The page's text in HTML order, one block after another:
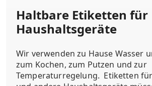
Haltbare Etiketten für
Haushaltsgeräte
Wir verwenden zu Hause Wasser
zum Kochen, zum Putzen und zur
Temperaturregelung. Etiketten